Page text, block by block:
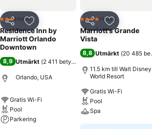
Dela Lägg till i Mina Favoriter
3 Stjärnor
Hotell
Residence Inn by
Marriott Orlando
Downtown
8,9 Utmärkt (2 411 betyg)
Orlando, USA
Gratis Wi-Fi
Pool
Parkering
Dela Lägg till i
4 StjärnorHotell
Marriott's Grande
Vista
8,8 Utmärkt (20 485
11.5 km till Walt Disney
World Resort
Gratis Wi-Fi
Pool
Spa